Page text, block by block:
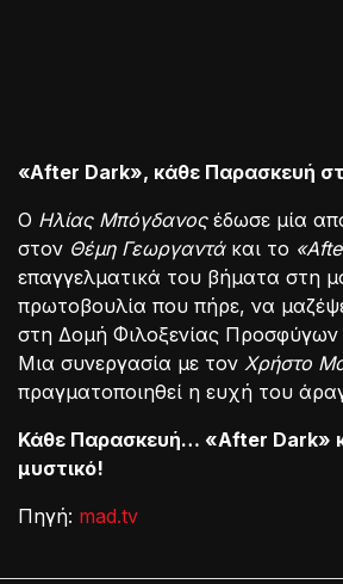
«After Dark», κάθε Παρασκευή
Ο Ηλίας Μπόγδανοςέδωσε μία
στον Θέμη Γεωργαντάκαι το
επαγγελματικά του βήματα στη
πρωτοβουλία που πήρε, να
στη Δομή Φιλοξενίας
Μια συνεργασία με τον Χρήστο
πραγματοποιηθεί η ευχή του
Κάθε Παρασκευή… «After Dark»
μυστικό!
Πηγή: mad.tv